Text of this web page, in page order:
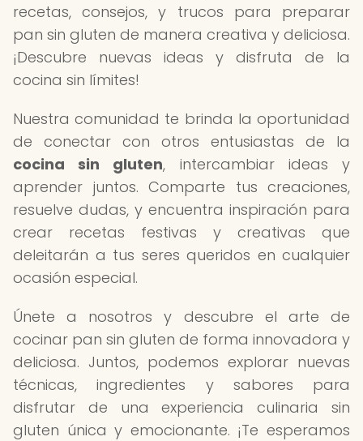
recetas, consejos, y trucos para preparar
pan sin gluten de manera creativa y deliciosa.
¡Descubre nuevas ideas y disfruta de la
cocina sin límites!
Nuestra comunidad te brinda la oportunidad
de conectar con otros entusiastas de la
cocina sin gluten, intercambiar ideas y
aprender juntos. Comparte tus creaciones,
resuelve dudas, y encuentra inspiración para
crear recetas festivas y creativas que
deleitarán a tus seres queridos en cualquier
ocasión especial.
Únete a nosotros y descubre el arte de
cocinar pan sin gluten de forma innovadora y
deliciosa. Juntos, podemos explorar nuevas
técnicas, ingredientes y sabores para
disfrutar de una experiencia culinaria sin
gluten única y emocionante. ¡Te esperamos